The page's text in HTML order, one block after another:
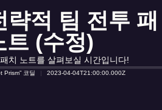
적 팀 전투 패
트 (수정)
치 노트를 살펴보실 시간입니다!
Prism” 코딜 2023-04-04T21:00:00.000Z